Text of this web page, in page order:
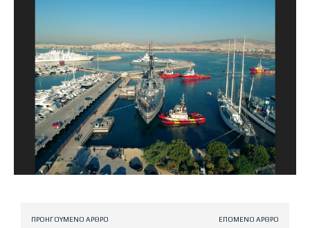
ΠΡΟΗΓΟΎΜΕΝΟ ΆΡΘΡΟ ΕΠΌΜΕΝΟ ΆΡΘΡΟ